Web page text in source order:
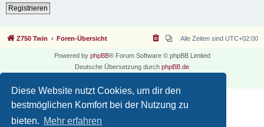
Diese Website nutzt Cookies, um dir den
bestmöglichen Komfort bei der Nutzung zu
bieten. Mehr erfahren
Registrieren
Z750 Twin Foren-Übersicht Alle Zeiten sind UTC+02:00
Powered by phpBB® Forum Software © phpBB Limited
Deutsche Übersetzung durch phpBB.de